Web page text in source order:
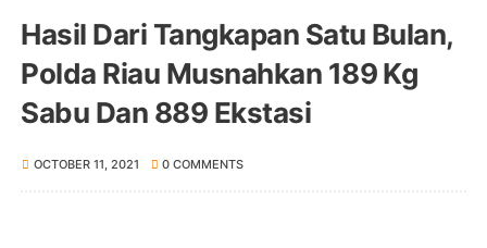
Hasil Dari Tangkapan Satu Bulan,
Polda Riau Musnahkan 189 Kg
Sabu Dan 889 Ekstasi
OCTOBER 11, 2021 0 COMMENTS